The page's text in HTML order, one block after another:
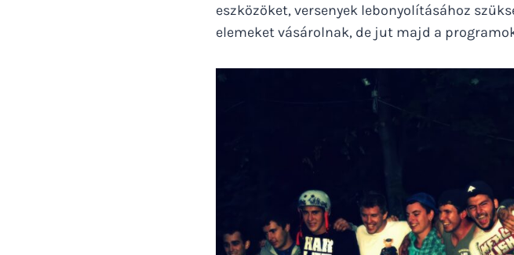
eszközöket, versenyek lebonyolításához
elemeket vásárolnak, de jut majd a